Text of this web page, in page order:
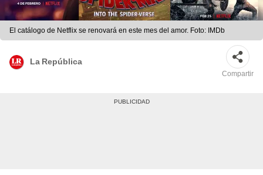
El catálogo de Netflix se renovará en este mes del amor. Foto: IMDb
La República
Compartir